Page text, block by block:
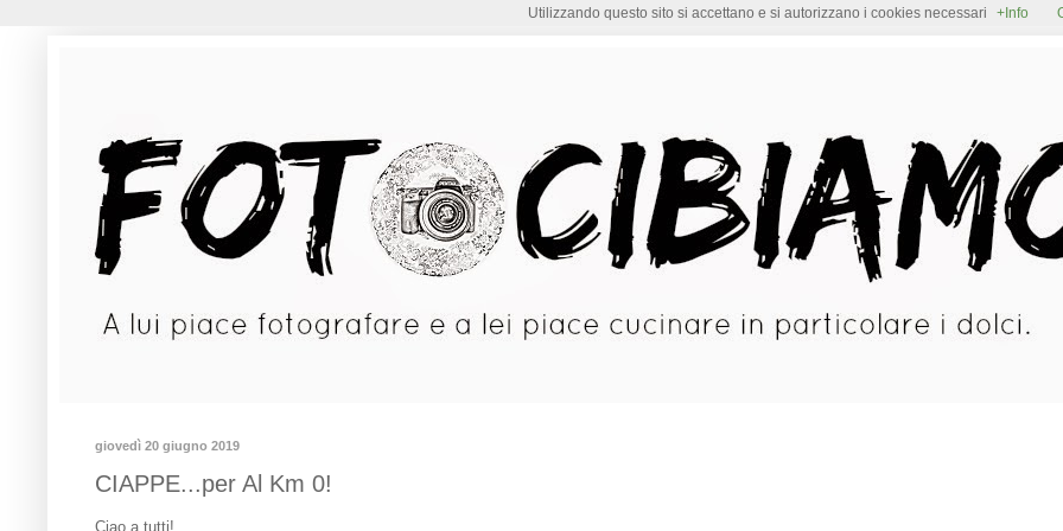
giovedì 20 giugno 2019
CIAPPE...per Al Km 0!
Ciao a tutti!
Utilizzando questo sito si accettano e si autorizzano i cookies necessari +Info